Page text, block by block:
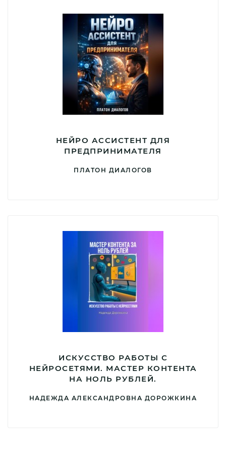
НЕЙРО АССИСТЕНТ ДЛЯ
ПРЕДПРИНИМАТЕЛЯ
ПЛАТОН ДИАЛОГОВ
ИСКУССТВО РАБОТЫ С
НЕЙРОСЕТЯМИ. МАСТЕР КОНТЕНТА
НА НОЛЬ РУБЛЕЙ.
НАДЕЖДА АЛЕКСАНДРОВНА ДОРОЖКИНА